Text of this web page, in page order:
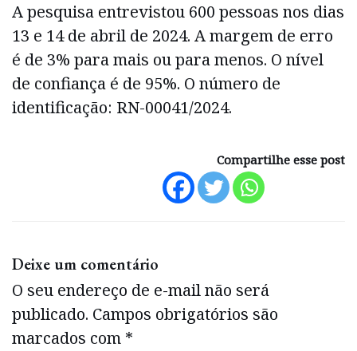
A pesquisa entrevistou 600 pessoas nos dias
13 e 14 de abril de 2024. A margem de erro
é de 3% para mais ou para menos. O nível
de confiança é de 95%. O número de
identificação: RN-00041/2024.
Compartilhe esse post
Deixe um comentário
O seu endereço de e-mail não será
publicado. Campos obrigatórios são
marcados com *